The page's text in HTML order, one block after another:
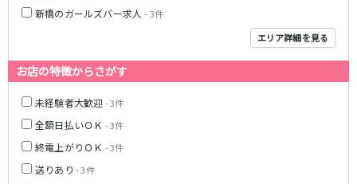
新橋のガールズバー求人- 3件
エリア詳細を見る
お店の特徴からさがす
未経験者大歓迎- 3件
全額日払いＯＫ - 3件
終電上がりＯＫ - 3件
送りあり - 3件
館林
太田
該当求人 0 件
秋葉原駅
神田駅
浦和駅
川口駅
大森駅
鶴見駅